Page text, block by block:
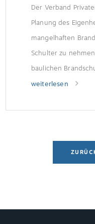
Der Verband
Planung des
mangelhaften
Schulter zu
baulichen
auf sich selbst
werden.
Folgen, die ein […]
weiterlesen